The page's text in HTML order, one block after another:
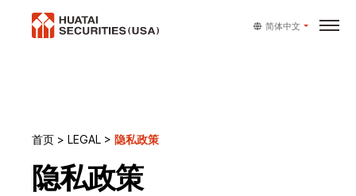
简体中文
首页 > LEGAL > 隐私政策
隐私政策